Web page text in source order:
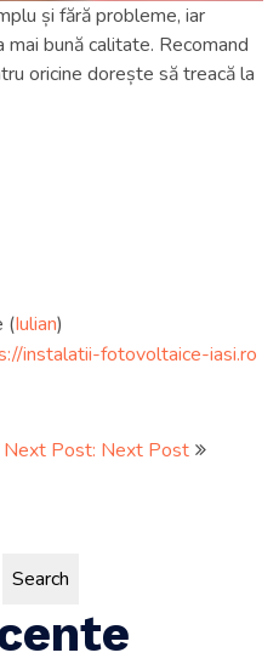
și fără probleme, iar
bună calitate. Recomand
oricine dorește să treacă la
(Iulian)
instalatii-fotovoltaice-iasi.ro
Next Post: Next Post
Search